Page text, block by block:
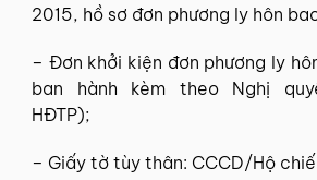
2015, hồ sơ đơn phương ly hôn
– Đơn khởi kiện đơn phương ly
ban hành kèm theo Nghị
HĐTP);
– Giấy tờ tùy thân: CCCD/Hộ